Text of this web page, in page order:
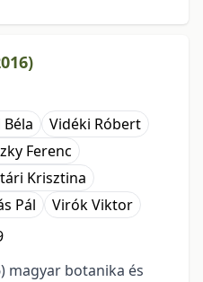
Béla
Vidéki Róbert
Ferenc
Krisztina
Pál Virók Viktor
magyar botanika és